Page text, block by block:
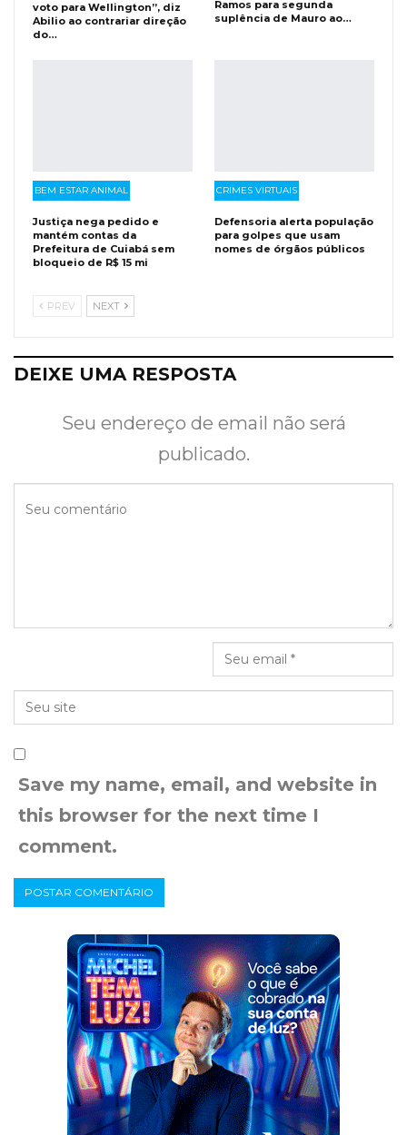
voto para Wellington”, diz
Abilio ao contrariar direção
do…
Ramos para segunda
suplência de Mauro ao…
BEM ESTAR ANIMAL
Justiça nega pedido e
mantém contas da
Prefeitura de Cuiabá sem
bloqueio de R$ 15 mi
CRIMES VIRTUAIS
Defensoria alerta população
para golpes que usam
nomes de órgãos públicos
PREV NEXT
DEIXE UMA RESPOSTA
Seu endereço de email não será
publicado.
Save my name, email, and website in
this browser for the next time I
comment.